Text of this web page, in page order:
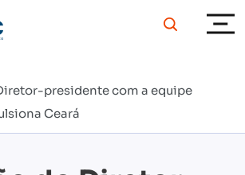
presidente com a equipe
Ceará